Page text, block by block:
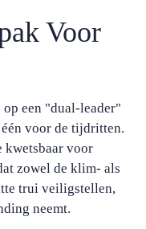
Voor
een "dual-leader"
voor de tijdritten.
kwetsbaar voor
zowel de klim- als
trui veiligstellen,
neemt.